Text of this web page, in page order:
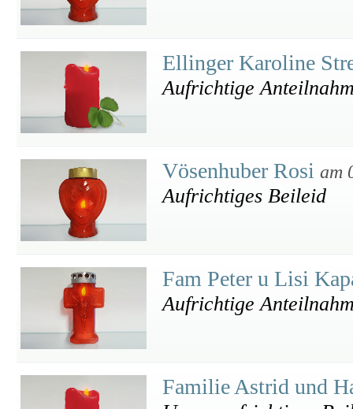
Ellinger Karoline
Aufrichtige
Vösenhuber Rosi am
Aufrichtiges Beileid
Fam Peter u Lisi
Aufrichtige
Familie Astrid und